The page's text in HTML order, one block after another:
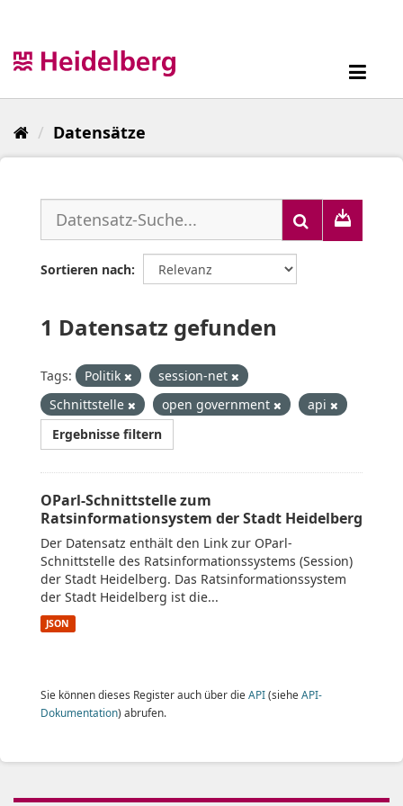
Datensätze
Sortieren nach
1 Datensatz gefunden
Tags: Politik
session-net
Schnittstelle
open government
api
Ergebnisse filtern
OParl-Schnittstelle zum
Ratsinformationsystem der Stadt Heidelberg
Der Datensatz enthält den Link zur OParl-
Schnittstelle des Ratsinformationssystems (Session)
der Stadt Heidelberg. Das Ratsinformationssystem
der Stadt Heidelberg ist die...
JSON
Sie können dieses Register auch über die API(siehe API-
Dokumentation) abrufen.